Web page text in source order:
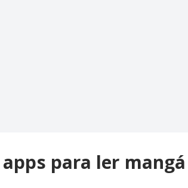
apps para ler